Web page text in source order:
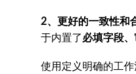
2、更好的一致性和
于内置了必填字段
使用定义明确的工